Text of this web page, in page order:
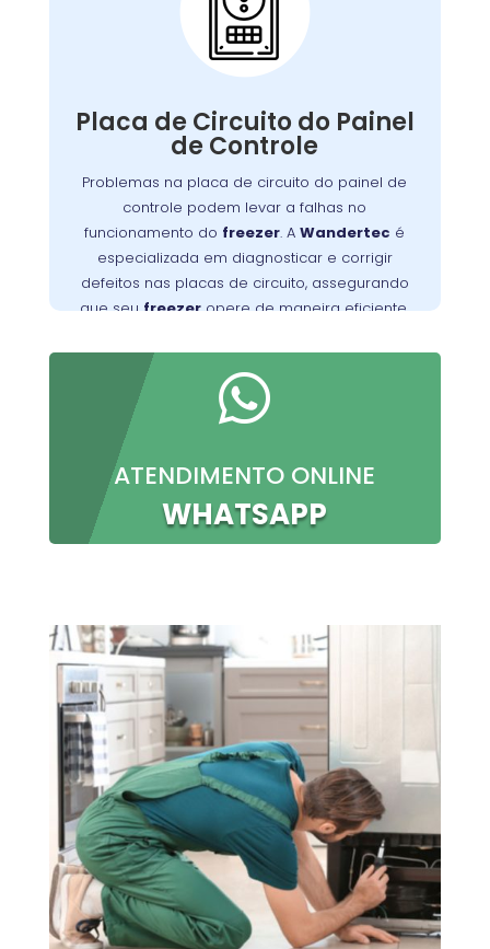
Placa de Circuito do Painel
de Controle
Problemas na placa de circuito do painel de
controle podem levar a falhas no
funcionamento do freezer. AWandertec é
especializada em diagnosticar e corrigir
defeitos nas placas de circuito, assegurando
que seufreezeropere de maneira eficiente.
Placa de Circuito do
Painel de Controle:
A placa de circuito do painel de controle
gerencia as funções do
freezer
Defeitos nessa
placa podem resultar em problemas com o
controle de temperatura e outros mau
funcionamentos
. Os técnicos da
Wandertec
na Lamenha Pequena são especializados em
identificar e corrigir falhas nas placas de
circuito, garantindo que seu
freezer
opere de
forma confiável e eficiente.

ATENDIMENTO ONLINE
WHATSAPP